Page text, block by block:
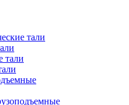
тали
тали